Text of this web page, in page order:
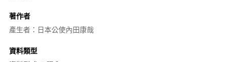
著作者
產生者：日本公使內田康哉
資料類型